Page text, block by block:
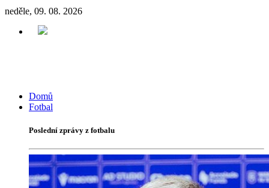
neděle, 09. 08. 2026
Domů
Fotbal
Poslední zprávy z fotbalu